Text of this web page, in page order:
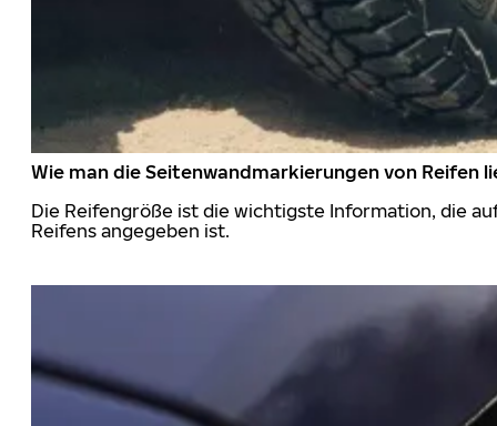
Wie man die Seitenwandmarkierungen von Reifen
Die Reifengröße ist die wichtigste Information, die
Reifens angegeben ist.